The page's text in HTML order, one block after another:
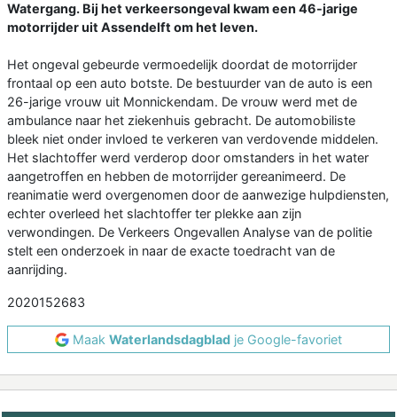
Watergang. Bij het verkeersongeval kwam een 46-jarige
motorrijder uit Assendelft om het leven.
Het ongeval gebeurde vermoedelijk doordat de motorrijder
frontaal op een auto botste. De bestuurder van de auto is een
26-jarige vrouw uit Monnickendam. De vrouw werd met de
ambulance naar het ziekenhuis gebracht. De automobiliste
bleek niet onder invloed te verkeren van verdovende middelen.
Het slachtoffer werd verderop door omstanders in het water
aangetroffen en hebben de motorrijder gereanimeerd. De
reanimatie werd overgenomen door de aanwezige hulpdiensten,
echter overleed het slachtoffer ter plekke aan zijn
verwondingen. De Verkeers Ongevallen Analyse van de politie
stelt een onderzoek in naar de exacte toedracht van de
aanrijding.
2020152683
Maak Waterlandsdagblad je Google-favoriet